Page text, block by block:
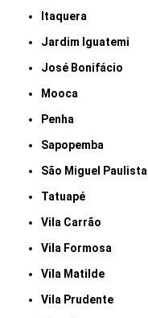
Itaquera
Jardim Iguatemi
José Bonifácio
Mooca
Penha
Sapopemba
São Miguel Paulista
Tatuapé
Vila Carrão
Vila Formosa
Vila Matilde
Vila Prudente